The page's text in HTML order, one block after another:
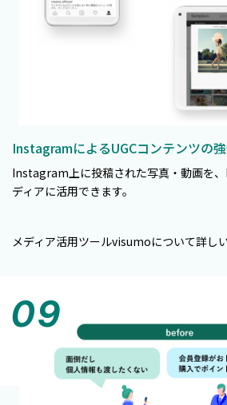
InstagramによるUGCコンテンツの
Instagram上に投稿された写真・動画を、
ディアに活用できます。
メディア活用ツールvisumoについて詳し